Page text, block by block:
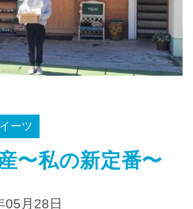
ーツ
〜私の新定番〜
05月28日